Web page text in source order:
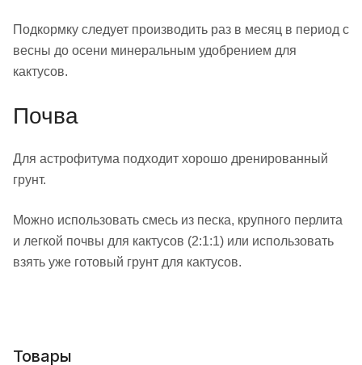
Подкормку следует производить раз в месяц в период с
весны до осени минеральным удобрением для
кактусов.
Почва
Для астрофитума подходит хорошо дренированный
грунт.
Можно использовать смесь из песка, крупного перлита
и легкой почвы для кактусов (2:1:1) или использовать
взять уже готовый грунт для кактусов.
Товары